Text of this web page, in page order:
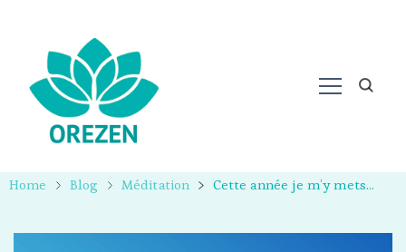
Home Blog Méditation Cette année je m’y mets…